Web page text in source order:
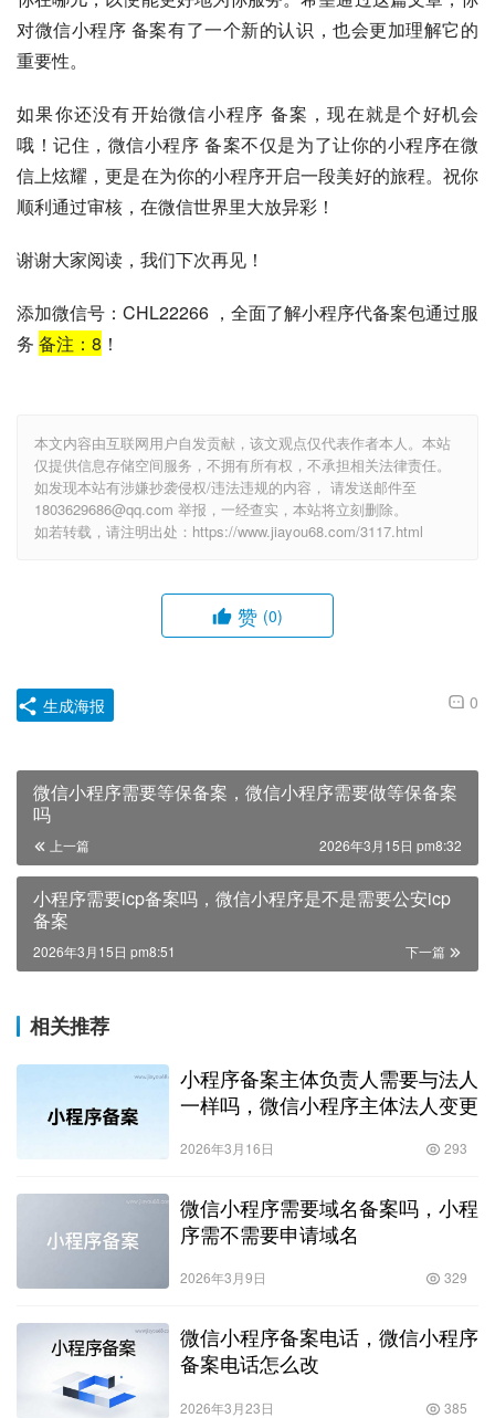
对微信小程序 备案有了一个新的认识，也会更加理解它的
重要性。
如果你还没有开始微信小程序 备案，现在就是个好机会
哦！记住，微信小程序 备案不仅是为了让你的小程序在微
信上炫耀，更是在为你的小程序开启一段美好的旅程。祝你
顺利通过审核，在微信世界里大放异彩！
谢谢大家阅读，我们下次再见！
添加微信号：CHL22266 ，全面了解小程序代备案包通过服
务 备注： 8 ！
本文内容由互联网用户自发贡献，该文观点仅代表作者本人。本站
仅提供信息存储空间服务，不拥有所有权，不承担相关法律责任。
如发现本站有涉嫌抄袭侵权/违法违规的内容， 请发送邮件至
1803629686@qq.com 举报，一经查实，本站将立刻删除。
如若转载，请注明出处：https://www.jiayou68.com/3117.html
赞 (0)
0
生成海报
微信小程序需要等保备案，微信小程序需要做等保备案
吗
上一篇 2026年3月15日 pm8:32
小程序需要icp备案吗，微信小程序是不是需要公安icp
备案
下一篇
2026年3月15日 pm8:51
相关推荐
小程序备案主体负责人需要与法人
一样吗，微信小程序主体法人变更
2026年3月16日 293
微信小程序需要域名备案吗，小程
序需不需要申请域名
2026年3月9日 329
微信小程序备案电话，微信小程序
备案电话怎么改
2026年3月23日 385